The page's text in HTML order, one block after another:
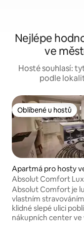
Nejlépe
ve
Hosté souhlasí:
podle
Oblíbené u hostů
Oblíbené u hostů
Apartmá pro hosty
Východní Londýn
Absolut Comfort
Accommodation
Absolut Comfort je
vlastním
klidné slepé ulici
nákupních center